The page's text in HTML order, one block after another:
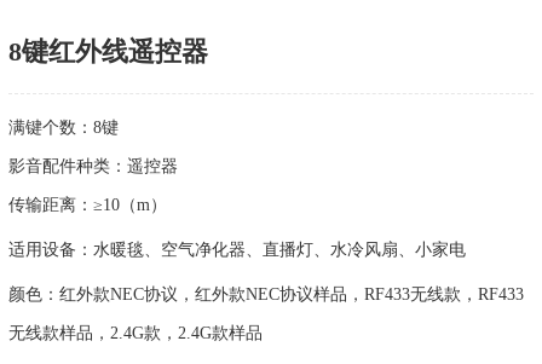
8键红外线遥控器
满键个数：8键
影音配件种类：遥控器
传输距离：≥10（m）
适用设备：水暖毯、空气净化器、直播灯、水冷风扇、小家电
颜色：红外款NEC协议，红外款NEC协议样品，RF433无线款，RF433
无线款样品，2.4G款，2.4G款样品